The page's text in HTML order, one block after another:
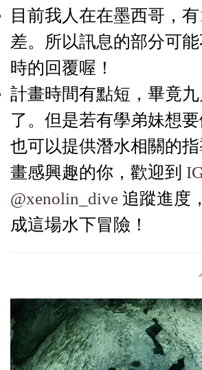
目前我人在在墨西哥，
差。所以訊息的部分可
時的回覆喔！
計畫時間有點短，畢竟
了。但是若有學弟妹想
也可以提供潛水相關的
畫感興趣的你，歡迎到
@xenolin_dive 追蹤進度
成這場水下冒險！